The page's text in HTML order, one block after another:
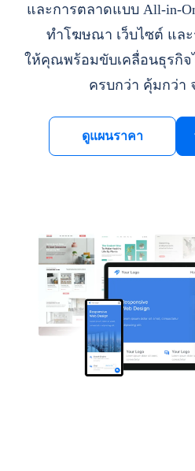
และการตลาดแบบ All-in-
ทำโฆษณา เว็บไซต์ แล
ให้คุณพร้อมขับเคลื่อนธุรกิจ
ครบกว่า คุ้มกว่า
ดูแผนราคา